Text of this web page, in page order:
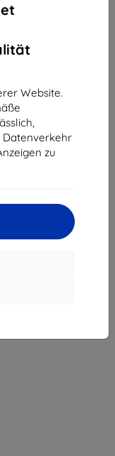
Website.
Datenverkehr
zu